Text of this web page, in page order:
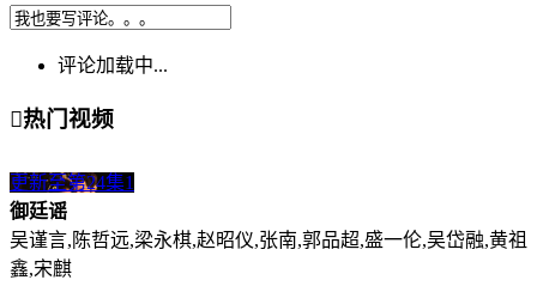
评论加载中...
热门视频
更新至第24集1
御廷谣
吴谨言,陈哲远,梁永棋,赵昭仪,张南,郭品超,盛一伦,吴岱融,黄祖
鑫,宋麒